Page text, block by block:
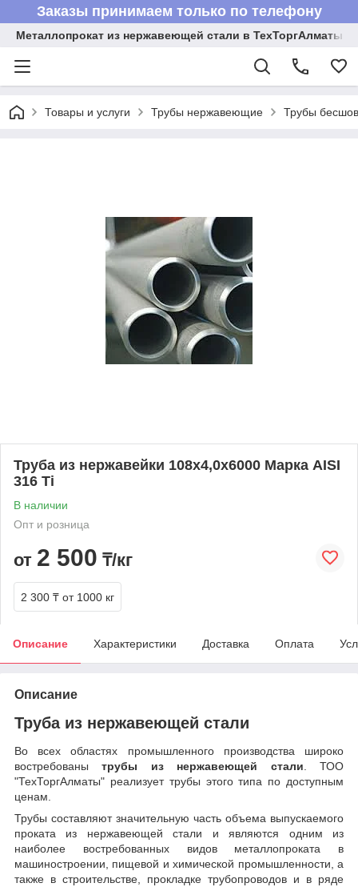
Заказы принимаем только по телефону
Металлопрокат из нержавеющей стали в ТехТоргАлматы
Товары и услуги Трубы нержавеющие Трубы
Труба из нержавейки 108х4,0х6000 Марка AISI
316 Ti
В наличии
Опт и розница
от 2 500 ₸/кг
2 300 ₸ от 1000 кг
Описание Характеристики Доставка Оплата
Описание
Труба из нержавеющей стали
Во всех областях промышленного производства широко
востребованытрубы из нержавеющей стали. ТОО
"ТехТоргАлматы" реализует трубы этого типа по доступным
ценам.
Трубы составляют значительную часть объема выпускаемого
проката из нержавеющей стали и являются одним из
наиболее востребованных видов металлопроката в
машиностроении, пищевой и химической промышленности, а
также в строительстве, прокладке трубопроводов и в ряде